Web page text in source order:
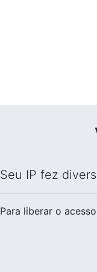
Seu IP fez
Para liberar o acesso